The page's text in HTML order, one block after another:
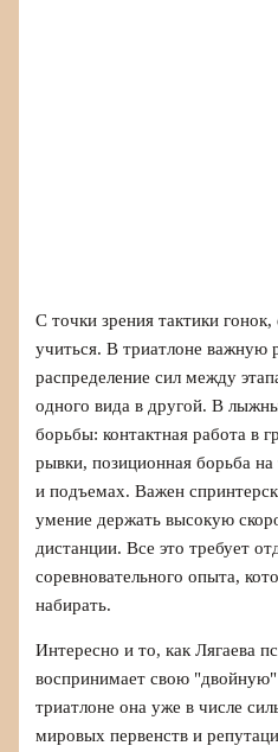
С точки зрения тактики
учиться. В триатлоне важную
распределение сил между
одного вида в другой. В
борьбы: контактная работа в
рывки, позиционная борьба на
и подъемах. Важен
умение держать высокую
дистанции. Все это требует
соревновательного опыта,
набирать.
Интересно и то, как Лягаева
воспринимает свою
триатлоне она уже в числе
мировых первенств и